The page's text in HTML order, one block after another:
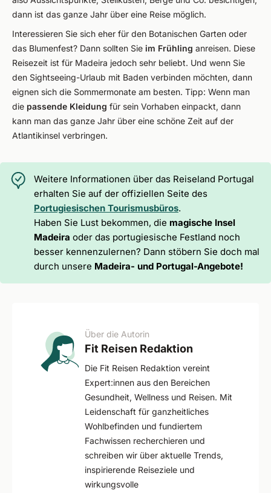
dann ist das ganze Jahr über eine Reise möglich.
Interessieren Sie sich eher für den Botanischen Garten oder
das Blumenfest? Dann sollten Sie im Frühling anreisen. Diese
Reisezeit ist für Madeira jedoch sehr beliebt. Und wenn Sie
den Sightseeing-Urlaub mit Baden verbinden möchten, dann
eignen sich die Sommermonate am besten. Tipp: Wenn man
die passende Kleidung für sein Vorhaben einpackt, dann
kann man das ganze Jahr über eine schöne Zeit auf der
Atlantikinsel verbringen.
Weitere Informationen über das Reiseland Portugal
erhalten Sie auf der offiziellen Seite des
Portugiesischen Tourismusbüros.
Haben Sie Lust bekommen, die magische Insel
Madeira oder das portugiesische Festland noch
besser kennenzulernen? Dann stöbern Sie doch mal
durch unsere Madeira- und Portugal-Angebote!
Über die Autorin
Fit Reisen Redaktion
Die Fit Reisen Redaktion vereint
Expert:innen aus den Bereichen
Gesundheit, Wellness und Reisen. Mit
Leidenschaft für ganzheitliches
Wohlbefinden und fundiertem
Fachwissen recherchieren und
schreiben wir über aktuelle Trends,
inspirierende Reiseziele und
wirkungsvolle